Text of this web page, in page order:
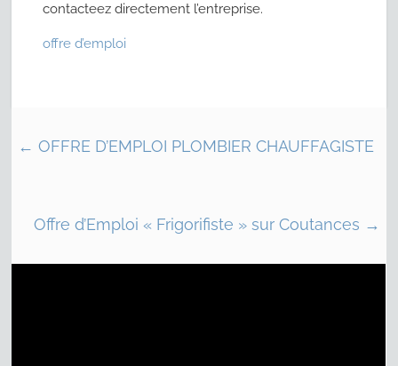
contacteez directement l’entreprise.
offre d’emploi
← OFFRE D’EMPLOI PLOMBIER CHAUFFAGISTE
Offre d’Emploi « Frigorifiste » sur Coutances →